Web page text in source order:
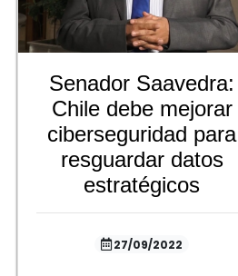
Senador Saavedra:
Chile debe mejorar
ciberseguridad para
resguardar datos
estratégicos
27/09/2022